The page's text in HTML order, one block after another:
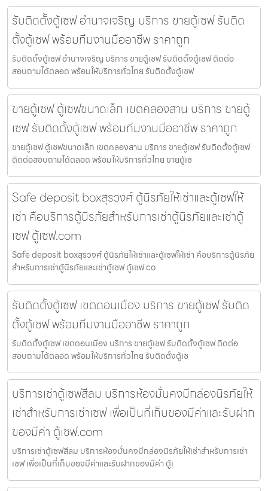
รับติดตั้งตู้เซฟ อำนาจเจริญ บริการ ขายตู้เซฟ รับติด
ตั้งตู้เซฟ พร้อมทีมงานมืออาชีพ ราคาถูก
รับติดตั้งตู้เซฟ อำนาจเจริญ บริการ ขายตู้เซฟ รับติดตั้งตู้เซฟ ติดต่อ
สอบถามได้ตลอด พร้อมให้บริการทั่วไทย รับติดตั้งตู้เซฟ
ขายตู้เซฟ ตู้เซฟขนาดเล็ก เขตคลองสาน บริการ ขายตู้
เซฟ รับติดตั้งตู้เซฟ พร้อมทีมงานมืออาชีพ ราคาถูก
ขายตู้เซฟ ตู้เซฟขนาดเล็ก เขตคลองสาน บริการ ขายตู้เซฟ รับติดตั้งตู้เซฟ
ติดต่อสอบถามได้ตลอด พร้อมให้บริการทั่วไทย ขายตู้เซ
Safe deposit boxสุรวงศ์ ตู้นิรภัยให้เช่าและตู้เซฟให้
เช่า คือบริการตู้นิรภัยสำหรับการเช่าตู้นิรภัยและเช่าตู้
เซฟ ตู้เซฟ.com
Safe deposit boxสุรวงศ์ ตู้นิรภัยให้เช่าและตู้เซฟให้เช่า คือบริการตู้นิรภัย
สำหรับการเช่าตู้นิรภัยและเช่าตู้เซฟ ตู้เซฟ.co
รับติดตั้งตู้เซฟ เขตดอนเมือง บริการ ขายตู้เซฟ รับติด
ตั้งตู้เซฟ พร้อมทีมงานมืออาชีพ ราคาถูก
รับติดตั้งตู้เซฟ เขตดอนเมือง บริการ ขายตู้เซฟ รับติดตั้งตู้เซฟ ติดต่อ
สอบถามได้ตลอด พร้อมให้บริการทั่วไทย รับติดตั้งตู้เซ
บริการเช่าตู้เซฟสีลม บริการห้องมั่นคงมีกล่องนิรภัยให้
เช่าสำหรับการเช่าเซฟ เพื่อเป็นที่เก็บของมีค่าและรับฝาก
ของมีค่า ตู้เซฟ.com
บริการเช่าตู้เซฟสีลม บริการห้องมั่นคงมีกล่องนิรภัยให้เช่าสำหรับการเช่า
เซฟ เพื่อเป็นที่เก็บของมีค่าและรับฝากของมีค่า ตู้เ